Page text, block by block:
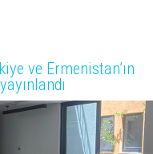
ve Ermenistan’ın